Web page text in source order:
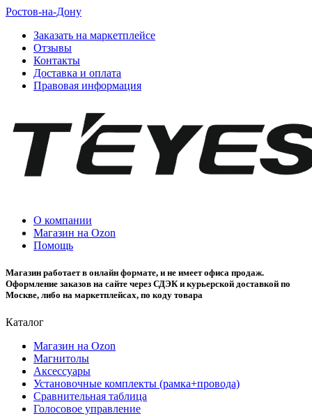
Ростов-на-Дону
Заказать на маркетплейсе
Отзывы
Контакты
Доставка и оплата
Правовая информация
О компании
Магазин на Ozon
Помощь
Магазин работает в онлайн формате, и не имеет офиса продаж.
Оформление заказов на сайте через СДЭК и курьерской доставкой по
Москве, либо на маркетплейсах, по коду товара
Каталог
Магазин на Ozon
Магнитолы
Аксессуары
Установочные комплекты (рамка+провода)
Сравнительная таблица
Голосовое управление